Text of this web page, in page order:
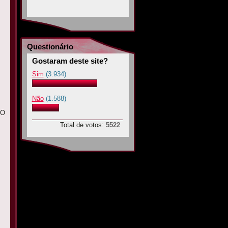
Questionário
Gostaram deste site?
Sim (3.934)
Não (1.588)
Total de votos: 5522